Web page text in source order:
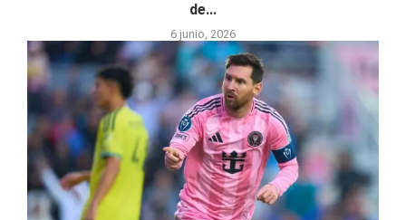
de...
6 junio, 2026